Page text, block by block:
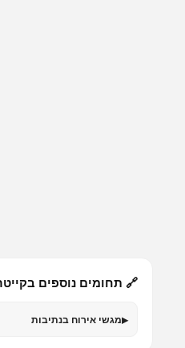
🔗 תחומים נוספים
▸מגשי אירוח בנתיבות